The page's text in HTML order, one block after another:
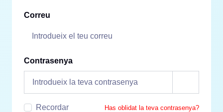
Correu
Contrasenya
Recordar Has oblidat la teva contrasenya?